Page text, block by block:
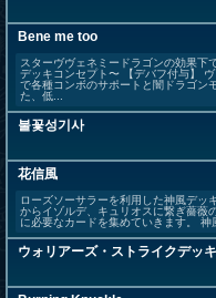
Bene me too
スターヴヴェネミードラゴンの効果下
デッキコンセプト〜 【デバフ付与】
で各種コンボのサポートと闇ドラゴン
た、低...
불꽃성기사
花信風
ローズソーサラーを利用した神風デッ
からイゾルデ、キュリオスに繋ぎ薔薇
に必要なカードを集めていきます。
ウォリアーズ・ストライクデッキ